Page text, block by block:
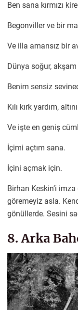
Ben sana kırmızı
Begonviller ve bir
Ve illa amansız bir
Dünya soğur,
Benim sensiz
Kılı kırk yardım,
Ve işte en geniş
İçimi açtım sana.
İçini açmak için.
Birhan Keskin’i
göremeyiz asla.
gönüllerde. Sesini
8. Arka